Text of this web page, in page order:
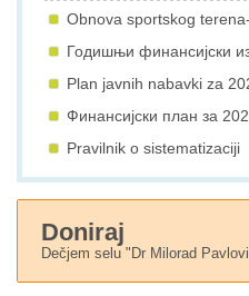
Obnova sportskog
Годишњи финансијски
Plan javnih nabavki za
Финансијски план за
Pravilnik o sistematizaciji
Doniraj
Dečjem selu "Dr Milorad